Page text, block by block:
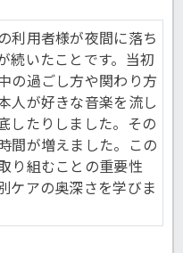
利用者様が夜間に落ち
続いたことです。当初
の過ごし方や関わり方
人が好きな音楽を流し
したりしました。その
間が増えました。この
り組むことの重要性
ケアの奥深さを学びま